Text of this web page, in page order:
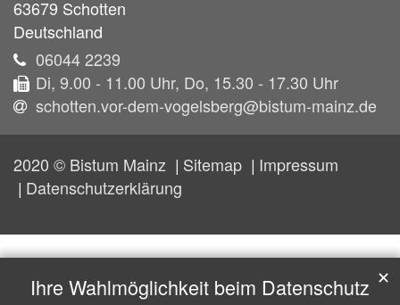
63679 Schotten
Deutschland
06044 2239
Di, 9.00 - 11.00 Uhr, Do, 15.30 - 17.30 Uhr
schotten.vor-dem-vogelsberg@bistum-mainz.de
2020 © Bistum Mainz Sitemap
Impressum
Datenschutzerklärung
Ihre Wahlmöglichkeit beim Datenschutz ✕